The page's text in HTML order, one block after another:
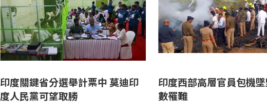
印度關鍵省分選舉計票中 莫迪印
度人民黨可望取勝
印度西部高層官員包機
數罹難